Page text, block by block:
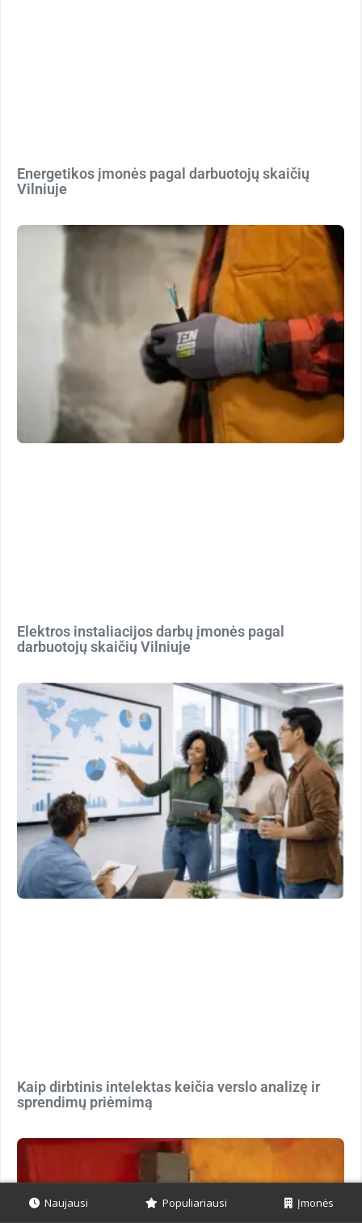
Energetikos įmonės pagal darbuotojų skaičių
Vilniuje
Elektros instaliacijos darbų įmonės pagal
darbuotojų skaičių Vilniuje
Kaip dirbtinis intelektas keičia verslo analizę ir
sprendimų priėmimą
Naujausi Populiariausi Įmonės